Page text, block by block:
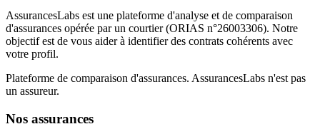
AssurancesLabs est une plateforme d'analyse et de comparaison
d'assurances opérée par un courtier (ORIAS n°26003306). Notre
objectif est de vous aider à identifier des contrats cohérents avec
votre profil.
Plateforme de comparaison d'assurances. AssurancesLabs n'est pas
un assureur.
Nos assurances